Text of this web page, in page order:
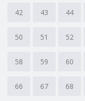
42 43 44
50 51 52
58 59 60
66 67 68